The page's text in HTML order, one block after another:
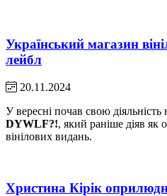
Український магазин
лейбл
20.11.2024
У вересні почав свою
DYWLF?!, який раніше діяв
вінілових видань.
Христина Кірік